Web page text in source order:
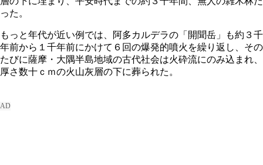
った。
もっと年代が近い例では、阿多カルデラの「開聞岳」も約３千
年前から１千年前にかけて６回の爆発的噴火を繰り返し、その
たびに薩摩・大隅半島地域の古代社会は火砕流にのみ込まれ、
厚さ数十ｃｍの火山灰層の下に葬られた。